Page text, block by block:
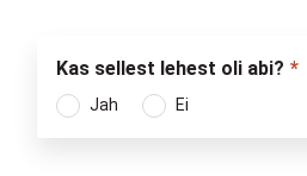
Kas sellest lehest oli abi?
Jah Ei